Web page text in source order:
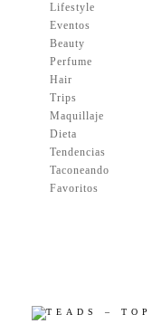
Lifestyle
Eventos
Beauty
Perfume
Hair
Trips
Maquillaje
Dieta
Tendencias
Taconeando
Favoritos